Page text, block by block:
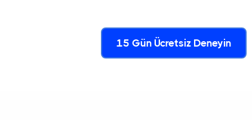
15 Gün Ücretsiz Deneyin